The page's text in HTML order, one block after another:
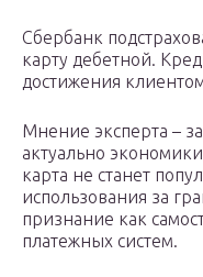
Сбербанк
карту дебетной.
достижения
Мнение эксперта –
актуально
карта не станет
использования за
признание как
платежных систем.